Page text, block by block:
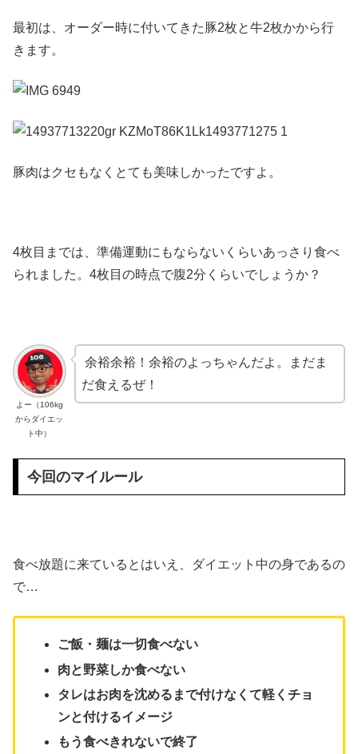
最初は、オーダー時に付いてきた豚2枚と牛2枚かから行
きます。
豚肉はクセもなくとても美味しかったですよ。
4枚目までは、準備運動にもならないくらいあっさり食べ
られました。4枚目の時点で腹2分くらいでしょうか？
よー（106kg
からダイエッ
ト中）
余裕余裕！余裕のよっちゃんだよ。まだま
だ食えるぜ！
今回のマイルール
食べ放題に来ているとはいえ、ダイエット中の身であるの
で…
ご飯・麺は一切食べない
肉と野菜しか食べない
タレはお肉を沈めるまで付けなくて軽くチョ
ンと付けるイメージ
もう食べきれないで終了